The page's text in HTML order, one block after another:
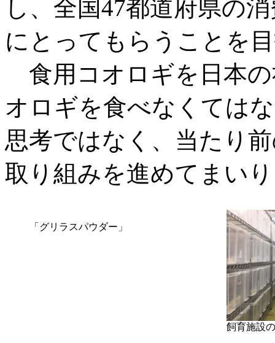
し、全国47都道府県の
にとってもらうことを
食用コオロギを日本
オロギを食べなくては
思考ではなく、当たり
取り組みを進めてまい
「グリラスパウダー」
飼育施設